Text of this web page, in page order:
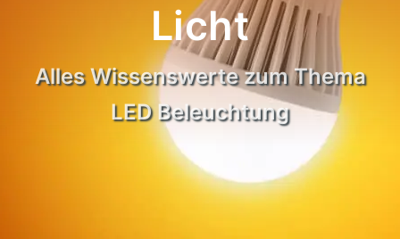
Licht
Alles Wissenswerte zum Thema
LED Beleuchtung